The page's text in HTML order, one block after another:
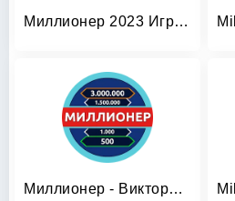
Миллионер 2023 Игра викторина
Миллионер - Викторина